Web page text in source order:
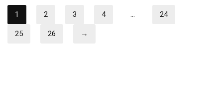
1 2 3 4 … 24
25 26 →